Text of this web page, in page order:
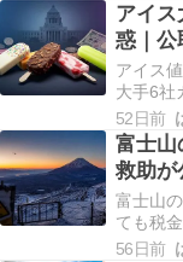
アイス
惑｜公
家計へ
アイス
大手6社
響を解
のはな
入り検
た」——
ではな
日、公
イス製
52日前
富士山
救助が
と有料
【
富士山
ても税
【2026
56日前